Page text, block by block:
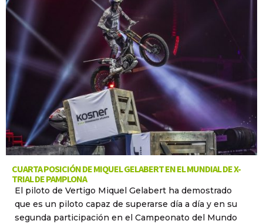
CUARTA POSICIÓN DE MIQUEL GELABERT EN EL MUNDIAL DE X-
TRIAL DE PAMPLONA
El piloto de Vertigo Miquel Gelabert ha demostrado
que es un piloto capaz de superarse día a día y en su
segunda participación en el Campeonato del Mundo